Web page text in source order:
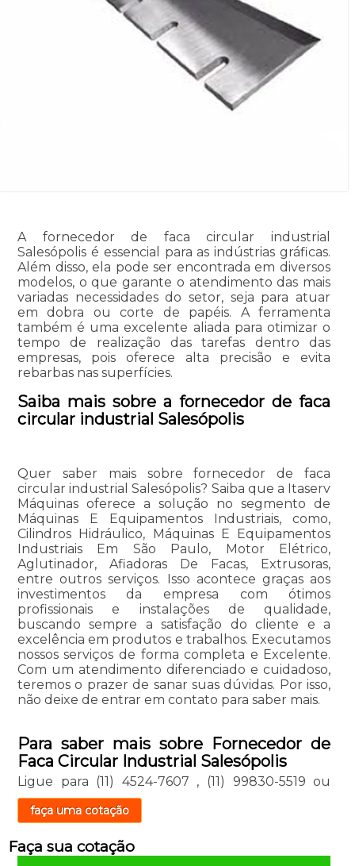
A fornecedor de faca circular industrial
Salesópolis é essencial para as indústrias gráficas.
Além disso, ela pode ser encontrada em diversos
modelos, o que garante o atendimento das mais
variadas necessidades do setor, seja para atuar
em dobra ou corte de papéis. A ferramenta
também é uma excelente aliada para otimizar o
tempo de realização das tarefas dentro das
empresas, pois oferece alta precisão e evita
rebarbas nas superfícies.
Saiba mais sobre a fornecedor de faca
circular industrial Salesópolis
Quer saber mais sobre fornecedor de faca
circular industrial Salesópolis? Saiba que a Itaserv
Máquinas oferece a solução no segmento de
Máquinas E Equipamentos Industriais, como,
Cilindros Hidráulico, Máquinas E Equipamentos
Industriais Em São Paulo, Motor Elétrico,
Aglutinador, Afiadoras De Facas, Extrusoras,
entre outros serviços. Isso acontece graças aos
investimentos da empresa com ótimos
profissionais e instalações de qualidade,
buscando sempre a satisfação do cliente e a
excelência em produtos e trabalhos. Executamos
nossos serviços de forma completa e Excelente.
Com um atendimento diferenciado e cuidadoso,
teremos o prazer de sanar suas dúvidas. Por isso,
não deixe de entrar em contato para saber mais.
Para saber mais sobre Fornecedor de
Faca Circular Industrial Salesópolis
Ligue para (11) 4524-7607 , (11) 99830-5519 ou
faça uma cotação
Faça sua cotação